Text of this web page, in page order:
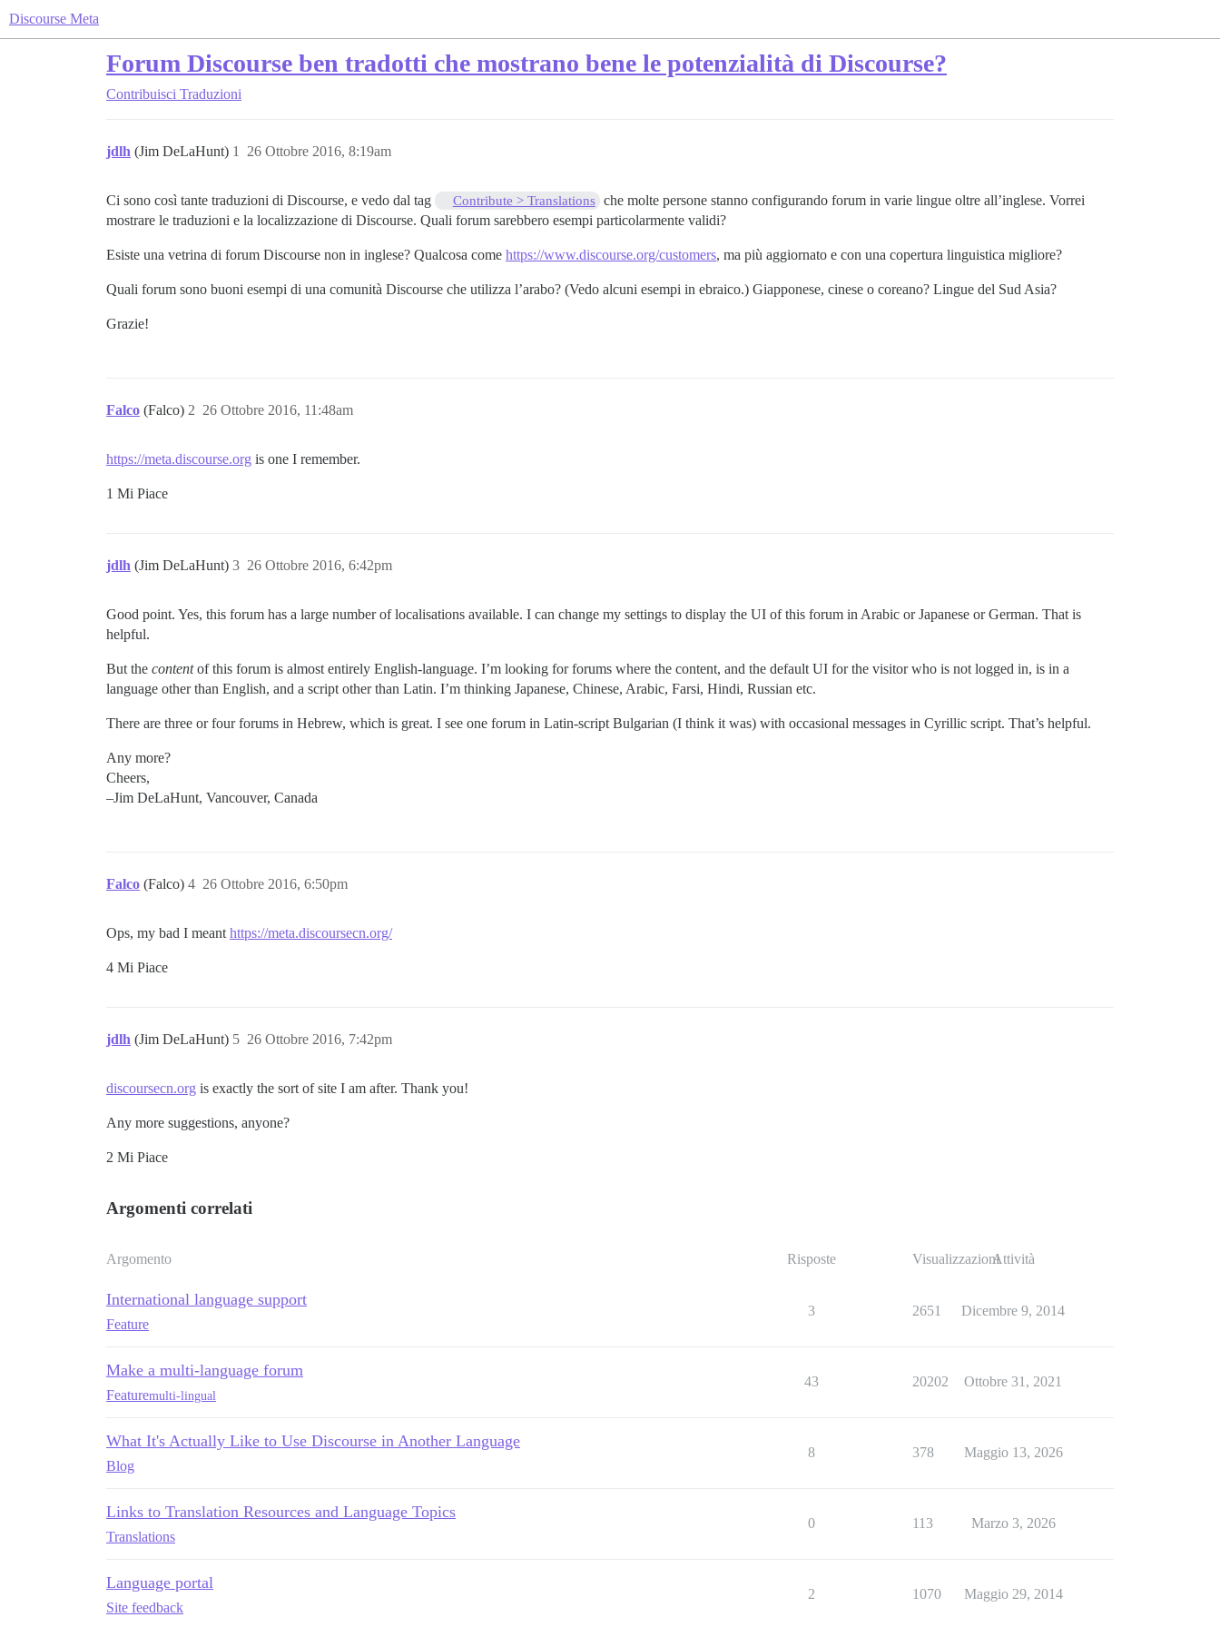
Discourse Meta
Forum Discourse ben tradotti che mostrano bene le potenzialità di Discourse?
Contribuisci Traduzioni
jdlh (Jim DeLaHunt) 26 Ottobre 2016, 8:19am
1
Ci sono così tante traduzioni di Discourse, e vedo dal tag Contribute > Translations che molte persone stanno configurando forum in varie lingue oltre all’inglese. Vorrei
mostrare le traduzioni e la localizzazione di Discourse. Quali forum sarebbero esempi particolarmente validi?
Esiste una vetrina di forum Discourse non in inglese? Qualcosa come https://www.discourse.org/customers, ma più aggiornato e con una copertura linguistica migliore?
Quali forum sono buoni esempi di una comunità Discourse che utilizza l’arabo? (Vedo alcuni esempi in ebraico.) Giapponese, cinese o coreano? Lingue del Sud Asia?
Grazie!
Falco (Falco) 26 Ottobre 2016, 11:48am
2
https://meta.discourse.org is one I remember.
1 Mi Piace
jdlh (Jim DeLaHunt) 26 Ottobre 2016, 6:42pm
3
Good point. Yes, this forum has a large number of localisations available. I can change my settings to display the UI of this forum in Arabic or Japanese or German. That is
helpful.
But the contentof this forum is almost entirely English-language. I’m looking for forums where the content, and the default UI for the visitor who is not logged in, is in a
language other than English, and a script other than Latin. I’m thinking Japanese, Chinese, Arabic, Farsi, Hindi, Russian etc.
There are three or four forums in Hebrew, which is great. I see one forum in Latin-script Bulgarian (I think it was) with occasional messages in Cyrillic script. That’s helpful.
Any more?
Cheers,
–Jim DeLaHunt, Vancouver, Canada
Falco (Falco) 26 Ottobre 2016, 6:50pm
4
Ops, my bad I meant https://meta.discoursecn.org/
4 Mi Piace
jdlh (Jim DeLaHunt) 26 Ottobre 2016, 7:42pm
5
discoursecn.org is exactly the sort of site I am after. Thank you!
Any more suggestions, anyone?
2 Mi Piace
Argomenti correlati
Argomento Risposte VisualizzazioniAttività
International language support
Feature
3 2651 Dicembre 9, 2014
Make a multi-language forum
Featuremulti-lingual
43 20202 Ottobre 31, 2021
What It's Actually Like to Use Discourse in Another Language
Blog
8 378 Maggio 13, 2026
Links to Translation Resources and Language Topics
Translations
0 113 Marzo 3, 2026
Language portal
Site feedback
2 1070 Maggio 29, 2014